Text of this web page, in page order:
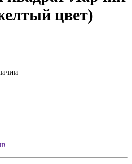
цвет)